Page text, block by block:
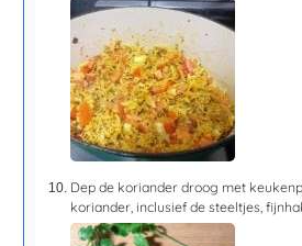
Dep de koriander droog met
koriander, inclusief de steeltjes,